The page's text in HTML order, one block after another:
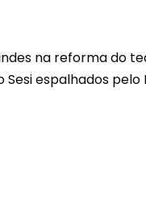
na reforma do
espalhados pelo